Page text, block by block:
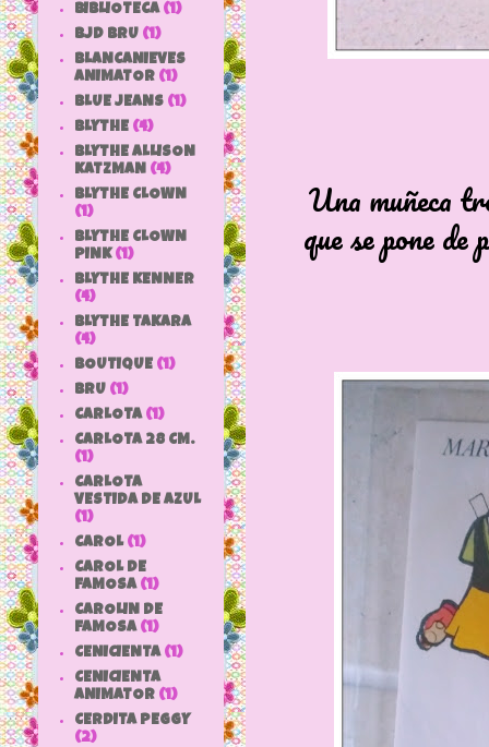
Una muñeca
que se pone de
BIBLIOTECA (1)
BJD BRU (1)
BLANCANIEVES
ANIMATOR (1)
BLUE JEANS (1)
BLYTHE (4)
BLYTHE ALLISON
KATZMAN (4)
BLYTHE CLOWN
(1)
BLYTHE CLOWN
PINK (1)
BLYTHE KENNER
(4)
BLYTHE TAKARA
(4)
BOUTIQUE (1)
BRU (1)
CARLOTA (1)
CARLOTA 28 CM.
(1)
CARLOTA
VESTIDA DE AZUL
(1)
CAROL (1)
CAROL DE
FAMOSA (1)
CAROLIN DE
FAMOSA (1)
CENICIENTA (1)
CENICIENTA
ANIMATOR (1)
CERDITA PEGGY
(2)